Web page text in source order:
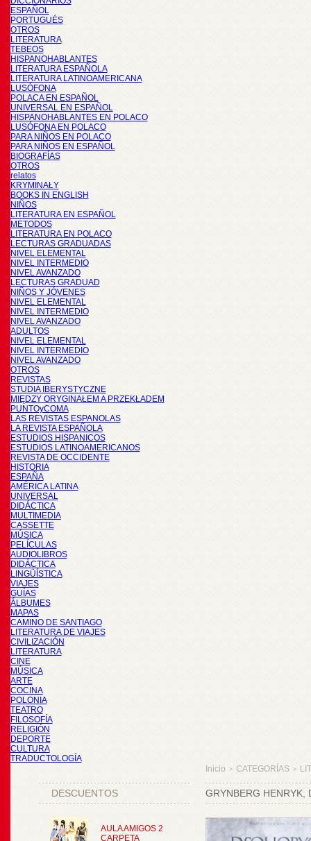
ESPAÑOL
PORTUGUÉS
OTROS
LITERATURA
TEBEOS
HISPANOHABLANTES
LITERATURA ESPAÑOLA
LITERATURA LATINOAMERICANA
LUSÓFONA
POLACA EN ESPAÑOL
UNIVERSAL EN ESPAÑOL
HISPANOHABLANTES EN POLACO
LUSÓFONA EN POLACO
PARA NIÑOS EN POLACO
PARA NIÑOS EN ESPAÑOL
BIOGRAFÍAS
OTROS
relatos
KRYMINAŁY
BOOKS IN ENGLISH
NIÑOS
LITERATURA EN ESPAÑOL
METODOS
LITERATURA EN POLACO
LECTURAS GRADUADAS
NIVEL ELEMENTAL
NIVEL INTERMEDIO
NIVEL AVANZADO
LECTURAS GRADUAD
NIÑOS Y JÓVENES
NIVEL ELEMENTAL
NIVEL INTERMEDIO
NIVEL AVANZADO
ADULTOS
NIVEL ELEMENTAL
NIVEL INTERMEDIO
NIVEL AVANZADO
OTROS
REVISTAS
STUDIA IBERYSTYCZNE
MIĘDZY ORYGINAŁEM A PRZEKŁADEM
PUNTOyCOMA
LAS REVISTAS ESPANOLAS
LA REVISTA ESPAÑOLA
ESTUDIOS HISPANICOS
ESTUDIOS LATINOAMERICANOS
REVISTA DE OCCIDENTE
HISTORIA
ESPAÑA
AMÉRICA LATINA
UNIVERSAL
DIDÁCTICA
MULTIMEDIA
CASSETTE
MÚSICA
PELÍCULAS
AUDIOLIBROS
DIDÁCTICA
LINGÜÍSTICA
VIAJES
GUÍAS
ÁLBUMES
MAPAS
CAMINO DE SANTIAGO
LITERATURA DE VIAJES
CIVILIZACIÓN
LITERATURA
CINE
MÚSICA
ARTE
COCINA
POLONIA
TEATRO
FILOSOFÍA
RELIGIÓN
DEPORTE
CULTURA
TRADUCTOLOGÍA
DESCUENTOS
AULA AMIGOS 2
CARPETA
Inicio > CATEGORÍAS >
GRYNBERG HENRYK,